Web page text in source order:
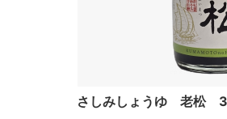
さしみしょうゆ 老松